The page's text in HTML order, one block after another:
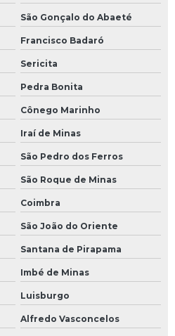
São Gonçalo do Abaeté
Francisco Badaró
Sericita
Pedra Bonita
Cônego Marinho
Iraí de Minas
São Pedro dos Ferros
São Roque de Minas
Coimbra
São João do Oriente
Santana de Pirapama
Imbé de Minas
Luisburgo
Alfredo Vasconcelos